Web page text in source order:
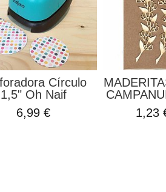
Círculo
1,5" Oh Naif
6,99 €
1,23